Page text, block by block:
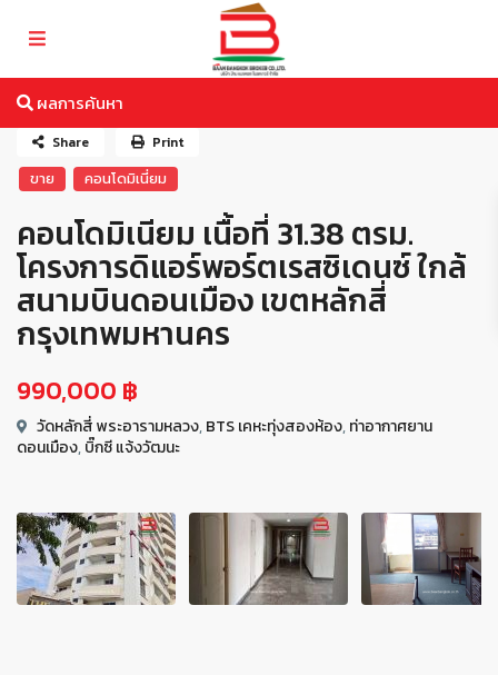
ผลการค้นหา
ขาย คอนโดมิเนี่ยม
คอนโดมิเนียม เนื้อที่ 31.38 ตรม.
โครงการดิแอร์พอร์ตเรสซิเดนซ์ ใกล้
สนามบินดอนเมือง เขตหลักสี่
กรุงเทพมหานคร
990,000 ฿
วัดหลักสี่ พระอารามหลวง,BTS เคหะทุ่งสองห้อง,ท่าอากาศยาน
ดอนเมือง,บิ๊กซี แจ้งวัฒนะ
Share Print